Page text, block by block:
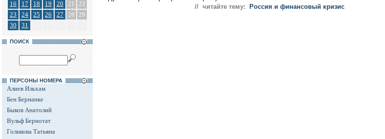
16
17 18 19 20 21
22
23
24 25 26 27 28 29
30
31
ПОИСК
ПЕРСОНЫ НОМЕРА
Алиев Ильхам
Бен Бернанке
Быков Анатолий
Вульф Бернотат
Голикова Татьяна
// читайте тему: Россия и финансовый кризис